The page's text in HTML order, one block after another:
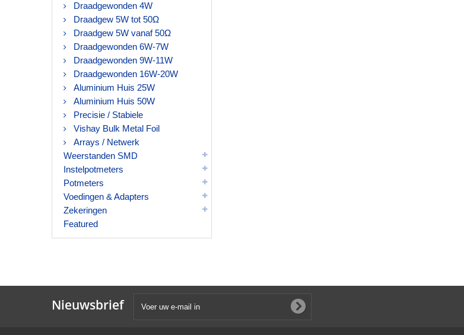
Draadgewonden 4W
Draadgew 5W tot 50Ω
Draadgew 5W vanaf 50Ω
Draadgewonden 6W-7W
Draadgewonden 9W-11W
Draadgewonden 16W-20W
Aluminium Huis 25W
Aluminium Huis 50W
Precisie / Stabiele
Vishay Bulk Metal Foil
Arrays / Netwerk
Weerstanden SMD
Instelpotmeters
Potmeters
Voedingen & Adapters
Zekeringen
Featured
Nieuwsbrief